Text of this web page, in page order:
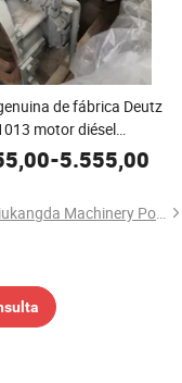
de fábrica Deutz
motor diésel
6cylinder nuevo stock
de construcción,
-5.555,00
Xiangyang Jiukangda Machinery Power Co., Ltd.